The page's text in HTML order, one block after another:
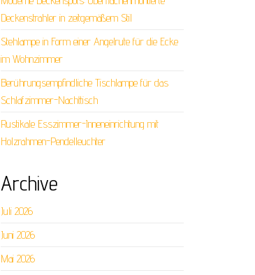
Deckenstrahler in zeitgemäßem Stil
Stehlampe in Form einer Angelrute für die Ecke
im Wohnzimmer
Berührungsempfindliche Tischlampe für das
Schlafzimmer-Nachttisch
Rustikale Esszimmer-Inneneinrichtung mit
Holzrahmen-Pendelleuchter
Archive
Juli 2026
Juni 2026
Mai 2026